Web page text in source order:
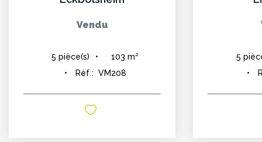
Vendu
5 pièce(s) 103 m²
Réf : VM208
5